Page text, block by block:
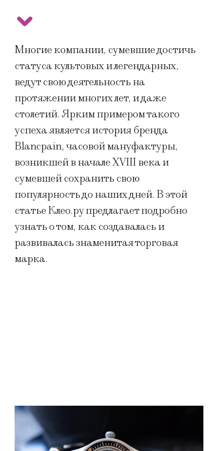
Многие компании, сумевшие достичь
статуса культовых и легендарных,
ведут свою деятельность на
протяжении многих лет, и даже
столетий. Ярким примером такого
успеха является история бренда
Blancpain, часовой мануфактуры,
возникшей в начале XVIII века и
сумевшей сохранить свою
популярность до наших дней. В этой
статье Клео.ру предлагает подробно
узнать о том, как создавалась и
развивалась знаменитая торговая
марка.